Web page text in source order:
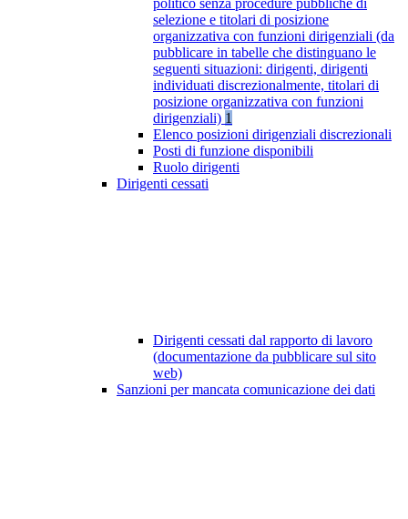
politico senza procedure pubbliche di
selezione e titolari di posizione
organizzativa con funzioni dirigenziali (da
pubblicare in tabelle che distinguano le
seguenti situazioni: dirigenti, dirigenti
individuati discrezionalmente, titolari di
posizione organizzativa con funzioni
dirigenziali) 1
Elenco posizioni dirigenziali discrezionali
Posti di funzione disponibili
Ruolo dirigenti
Dirigenti cessati
Dirigenti cessati dal rapporto di lavoro
(documentazione da pubblicare sul sito
web)
Sanzioni per mancata comunicazione dei dati